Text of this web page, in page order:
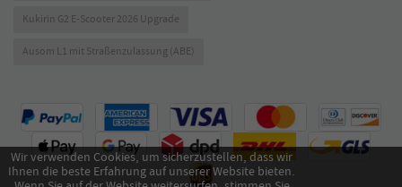
Wir verwenden Cookies, um sicherzustellen, dass wir
Ihnen die beste Erfahrung auf unserer Website bieten.
Kukirin G2 E-Scooter 2026 Upgrade
Ausom L1 mit Straßenzulassung (ABE)